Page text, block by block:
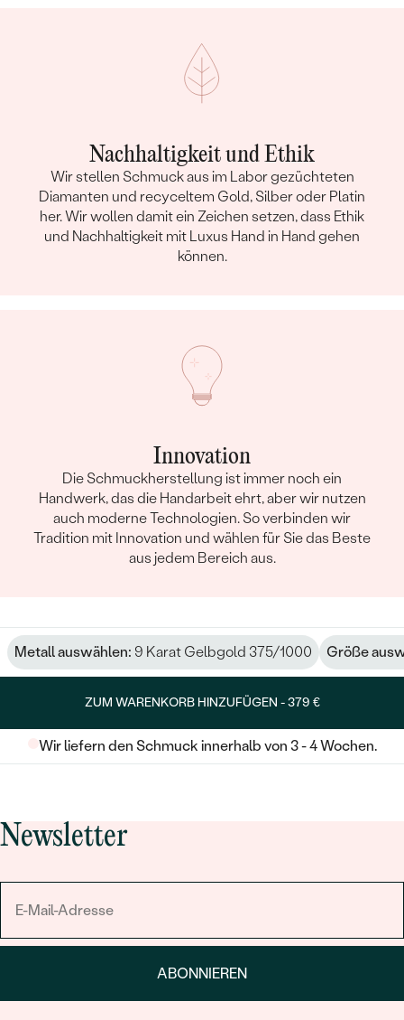
Nachhaltigkeit und Ethik
Wir stellen Schmuck aus im Labor gezüchteten
Diamanten und recyceltem Gold, Silber oder Platin
her. Wir wollen damit ein Zeichen setzen, dass Ethik
und Nachhaltigkeit mit Luxus Hand in Hand gehen
können.
Innovation
Die Schmuckherstellung ist immer noch ein
Handwerk, das die Handarbeit ehrt, aber wir nutzen
auch moderne Technologien. So verbinden wir
Tradition mit Innovation und wählen für Sie das Beste
aus jedem Bereich aus.
Metall auswählen: 9 Karat Gelbgold 375/1000 Größe
ZUM WARENKORB HINZUFÜGEN -379 €
Wir liefern den Schmuck innerhalb von 3 - 4 Wochen.
Newsletter
ABONNIEREN